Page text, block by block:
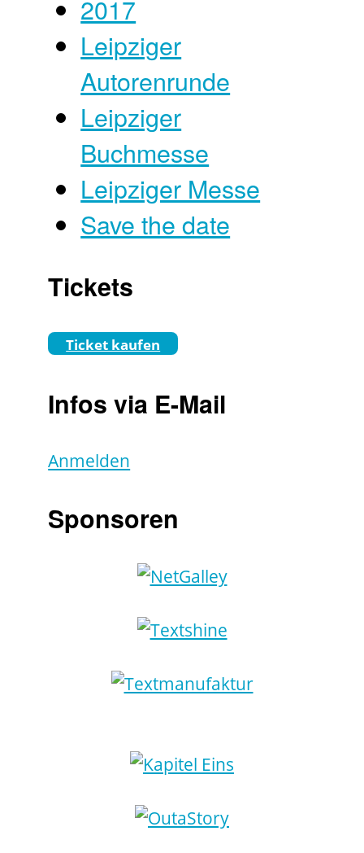
2017
Leipziger
Autorenrunde
Leipziger
Buchmesse
Leipziger Messe
Save the date
Tickets
Ticket kaufen
Infos via E-Mail
Anmelden
Sponsoren